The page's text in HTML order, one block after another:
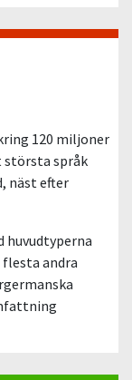
120 miljoner
största språk
näst efter
huvudtyperna
flesta andra